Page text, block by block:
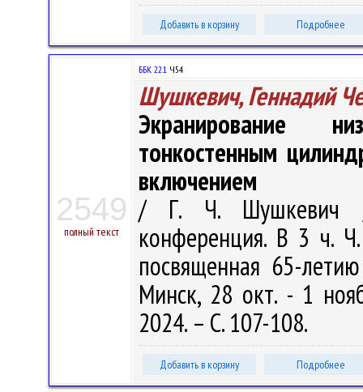
Добавить в корзину Подробнее
2549
полный текст
ББК 22.1 Ч54
Шушкевич, Геннадий
Экранирование
тонкостенным
включением
/ Г. Ч. Шушкевич //
конференция. В 3 ч.
посвященная 65-
Минск, 28 окт. - 1
2024. – С. 107-108.
Добавить в корзину Подробнее